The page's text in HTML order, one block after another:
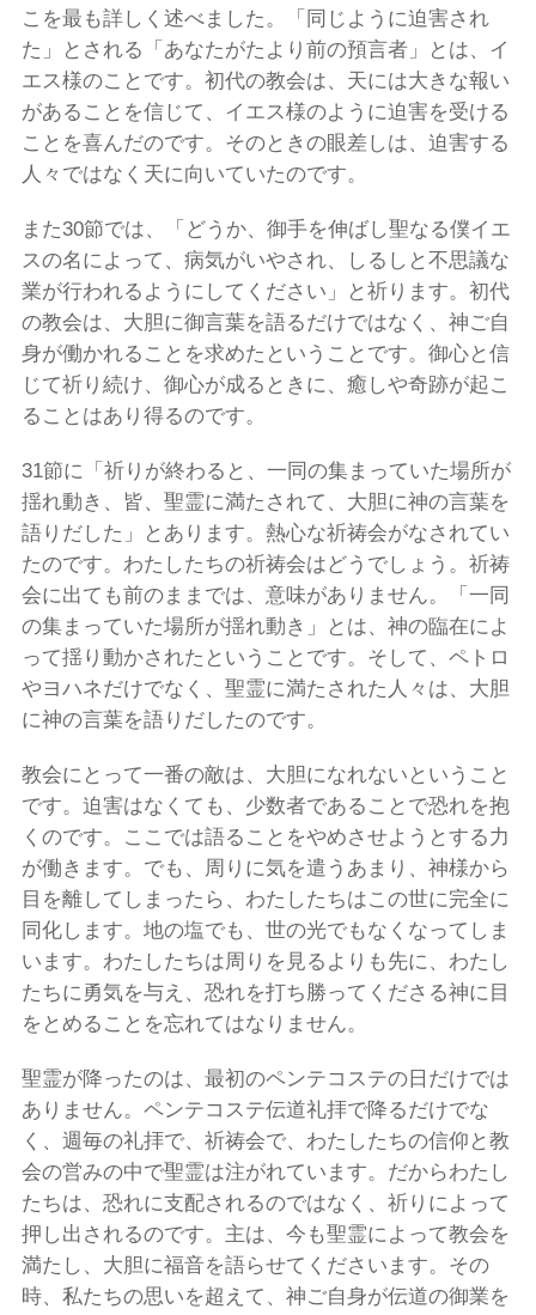
こを最も詳しく述べました。「同じように迫害され
た」とされる「あなたがたより前の預言者」とは、イ
エス様のことです。初代の教会は、天には大きな報い
があることを信じて、イエス様のように迫害を受ける
ことを喜んだのです。そのときの眼差しは、迫害する
人々ではなく天に向いていたのです。
また30節では、「どうか、御手を伸ばし聖なる僕イエ
スの名によって、病気がいやされ、しるしと不思議な
業が行われるようにしてください」と祈ります。初代
の教会は、大胆に御言葉を語るだけではなく、神ご自
身が働かれることを求めたということです。御心と信
じて祈り続け、御心が成るときに、癒しや奇跡が起こ
ることはあり得るのです。
31節に「祈りが終わると、一同の集まっていた場所が
揺れ動き、皆、聖霊に満たされて、大胆に神の言葉を
語りだした」とあります。熱心な祈祷会がなされてい
たのです。わたしたちの祈祷会はどうでしょう。祈祷
会に出ても前のままでは、意味がありません。「一同
の集まっていた場所が揺れ動き」とは、神の臨在によ
って揺り動かされたということです。そして、ペトロ
やヨハネだけでなく、聖霊に満たされた人々は、大胆
に神の言葉を語りだしたのです。
教会にとって一番の敵は、大胆になれないということ
です。迫害はなくても、少数者であることで恐れを抱
くのです。ここでは語ることをやめさせようとする力
が働きます。でも、周りに気を遣うあまり、神様から
目を離してしまったら、わたしたちはこの世に完全に
同化します。地の塩でも、世の光でもなくなってしま
います。わたしたちは周りを見るよりも先に、わたし
たちに勇気を与え、恐れを打ち勝ってくださる神に目
をとめることを忘れてはなりません。
聖霊が降ったのは、最初のペンテコステの日だけでは
ありません。ペンテコステ伝道礼拝で降るだけでな
く、週毎の礼拝で、祈祷会で、わたしたちの信仰と教
会の営みの中で聖霊は注がれています。だからわたし
たちは、恐れに支配されるのではなく、祈りによって
押し出されるのです。主は、今も聖霊によって教会を
満たし、大胆に福音を語らせてくださいます。その
時、私たちの思いを超えて、神ご自身が伝道の御業を